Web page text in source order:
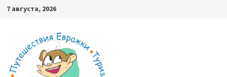
Перейти
содержимому
7 августа, 2026